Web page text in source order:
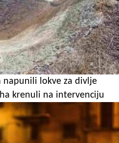
napunili lokve za divlje
krenuli na intervenciju